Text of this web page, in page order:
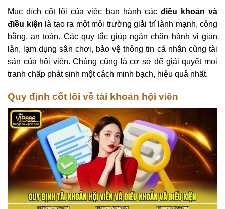
Mục đích cốt lõi của việc ban hành các điều khoản và
điều kiện là tạo ra một môi trường giải trí lành mạnh, công
bằng, an toàn. Các quy tắc giúp ngăn chặn hành vi gian
lận, lạm dụng sân chơi, bảo vệ thông tin cá nhân cùng tài
sản của hội viên. Chúng cũng là cơ sở để giải quyết mọi
tranh chấp phát sinh một cách minh bạch, hiệu quả nhất.
Quy định cốt lõi về tài khoản hội viên